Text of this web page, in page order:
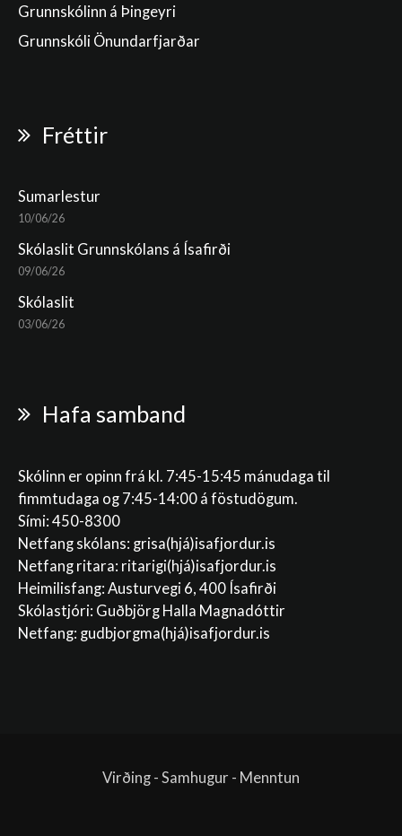
Grunnskólinn á Þingeyri
Grunnskóli Önundarfjarðar
Fréttir
Sumarlestur
10/06/26
Skólaslit Grunnskólans á Ísafirði
09/06/26
Skólaslit
03/06/26
Hafa samband
Skólinn er opinn frá kl. 7:45-15:45 mánudaga til
fimmtudaga og 7:45-14:00 á föstudögum.
Sími: 450-8300
Netfang skólans: grisa(hjá)isafjordur.is
Netfang ritara: ritarigi(hjá)isafjordur.is
Heimilisfang: Austurvegi 6, 400 Ísafirði
Skólastjóri: Guðbjörg Halla Magnadóttir
Netfang: gudbjorgma(hjá)isafjordur.is
Virðing - Samhugur - Menntun